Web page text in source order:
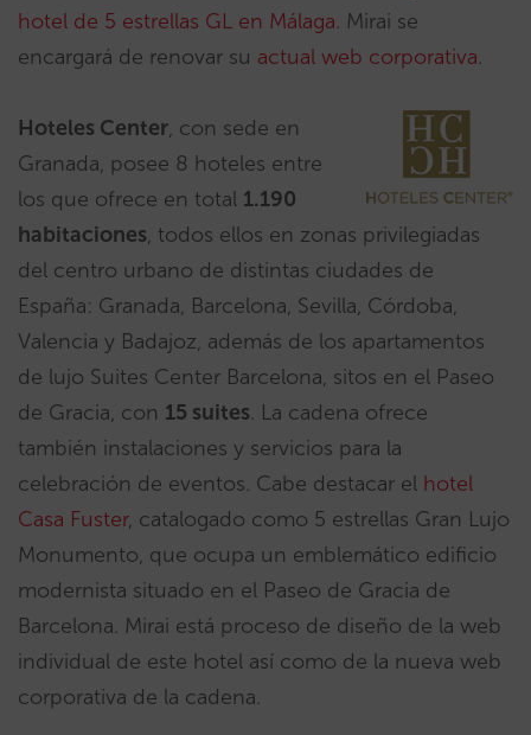
hotel de 5 estrellas GL en Málaga. Mirai se
encargará de renovar su actual web corporativa.
Hoteles Center, con sede en
Granada, posee 8 hoteles entre
los que ofrece en total 1.190
habitaciones, todos ellos en zonas privilegiadas
del centro urbano de distintas ciudades de
España: Granada, Barcelona, Sevilla, Córdoba,
Valencia y Badajoz, además de los apartamentos
de lujo Suites Center Barcelona, sitos en el Paseo
de Gracia, con 15 suites. La cadena ofrece
también instalaciones y servicios para la
celebración de eventos. Cabe destacar el hotel
Casa Fuster, catalogado como 5 estrellas Gran Lujo
Monumento, que ocupa un emblemático edificio
modernista situado en el Paseo de Gracia de
Barcelona. Mirai está proceso de diseño de la web
individual de este hotel así como de la nueva web
corporativa de la cadena.